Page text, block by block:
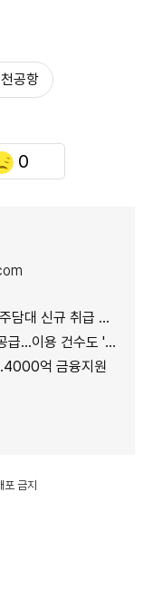
공항
0
신규 취급 중단
건수도 '역대 최대'
억 금융지원
포 금지